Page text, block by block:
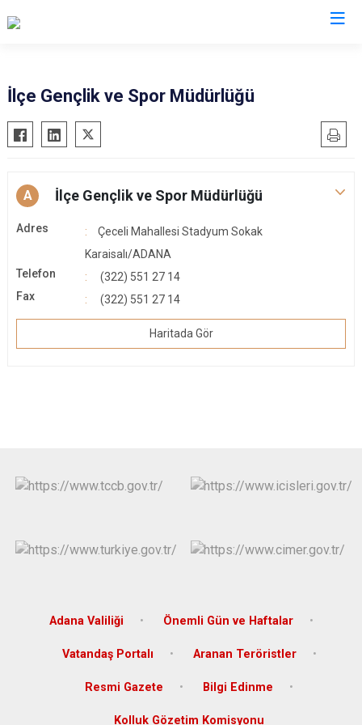
Aladağ
Ceyhan
İmamoğlu
Karaisalı
Kozan
Pozantı
Yumurtalık
Yüreğir
İlçe Gençlik ve Spor Müdürlüğü
A İlçe Gençlik ve Spor Müdürlüğü
Adres
Çeceli Mahallesi Stadyum Sokak
Karaisalı/ADANA
Telefon
(322) 551 27 14
Fax
(322) 551 27 14
Haritada Gör
Adana Valiliği Önemli Gün ve Haftalar
Vatandaş Portalı Aranan Teröristler
Resmi Gazete Bilgi Edinme
Kolluk Gözetim Komisyonu